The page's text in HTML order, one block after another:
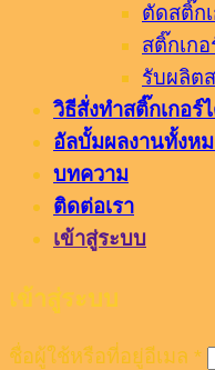
ตัดสติ๊ก
สติ๊กเก
รับผลิต
วิธีสั่งทำสติ๊กเกอร์
อัลบั้มผลงานทั้งห
บทความ
ติดต่อเรา
เข้าสู่ระบบ
เข้าสู่ระบบ
ชื่อผู้ใช้หรือที่อยู่อีเมล *